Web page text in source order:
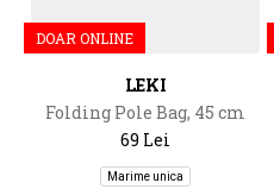
DOAR ONLINE
LEKI
Folding Pole Bag, 45 cm
69 Lei
Marime unica